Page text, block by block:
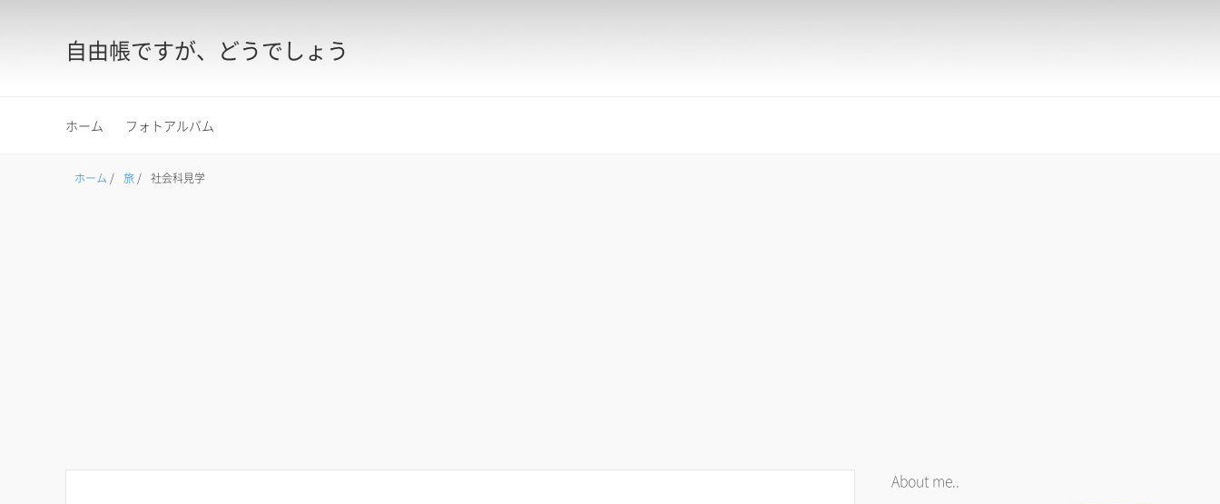
自由帳ですが、どうでしょう
ホーム フォトアルバム
ホーム / 旅 / 社会科見学
About me..